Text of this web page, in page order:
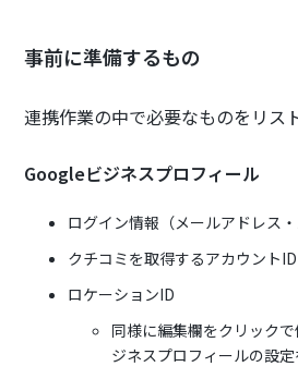
事前に準備するもの
連携作業の中で必要なものをリス
Googleビジネスプロフィール
ログイン情報（メールアドレス・
クチコミを取得するアカウントID
ロケーションID
同様に編集欄をクリック
ジネスプロフィールの設定